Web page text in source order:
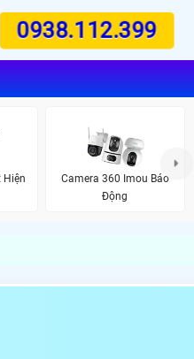
0938.112.399
Hiện
Camera 360 Imou Báo
Động